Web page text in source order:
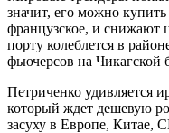
значит, его можно
французское, и снижают
порту колеблется в
фьючерсов на Чикагской
Петриченко удивляется
который ждет дешевую
засуху в Европе, Китае,